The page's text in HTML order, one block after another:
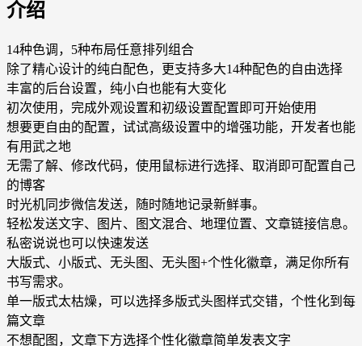
介绍
14种色调，5种布局任意排列组合
除了精心设计的纯白配色，更支持多大14种配色的自由选择
丰富的后台设置，纯小白也能有大变化
初次使用，完成外观设置和初级设置配置即可开始使用
想要更自由的配置，试试高级设置中的增强功能，开发者也能
有用武之地
无需了解、修改代码，使用鼠标进行选择、取消即可配置自己
的博客
时光机同步微信发送，随时随地记录新鲜事。
轻松发送文字、图片、图文混合、地理位置、文章链接信息。
私密说说也可以快速发送
大版式、小版式、无头图、无头图+个性化徽章，满足你所有
书写需求。
单一版式太枯燥，可以选择多版式头图样式交错，个性化到每
篇文章
不想配图，文章下方选择个性化徽章简单发表文字